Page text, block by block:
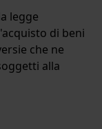
legge
di beni
che ne
alla